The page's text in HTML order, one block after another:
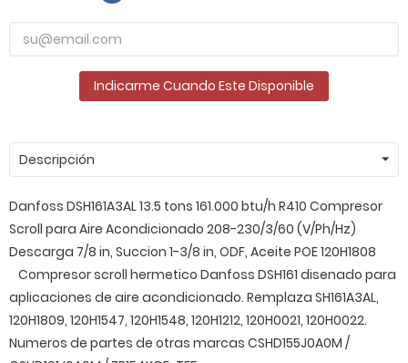
Indicarme Cuando Este Disponible
Descripción
Danfoss DSH161A3AL 13.5 tons 161.000 btu/h R410 Compresor
Scroll para Aire Acondicionado 208-230/3/60 (V/Ph/Hz)
Descarga 7/8 in, Succion 1-3/8 in, ODF, Aceite POE 120H1808
Compresor scroll hermetico Danfoss DSH161 disenado para
aplicaciones de aire acondicionado. Remplaza SH161A3AL,
120H1809, 120H1547, 120H1548, 120H1212, 120H0021, 120H0022.
Numeros de partes de otras marcas CSHD155J0A0M /